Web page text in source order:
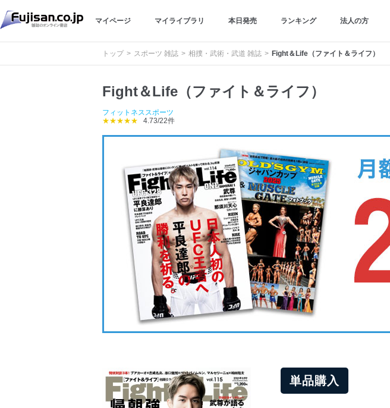
マイページ マイライブラリ 本日発売 ランキング 法人の方
トップ スポーツ 雑誌 相撲・武術・武道 雑誌 Fight＆Life（ファイト＆ライフ）
Fight＆Life（ファイト＆ライフ）
フィットネススポーツ
★★★★★
4.73/22件
単品購入